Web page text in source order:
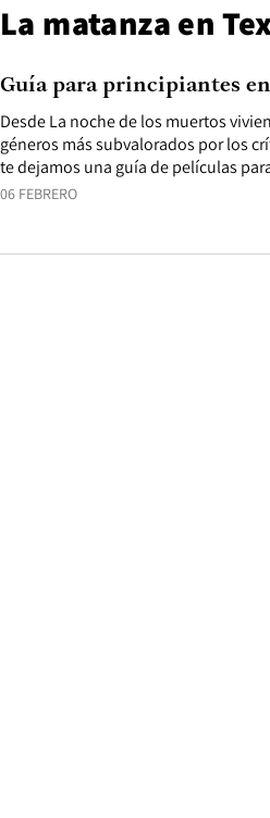
La matanza en
06 FEBRERO
Desde La noche de los muertos
géneros más subvalorados por los
te dejamos una guía de películas
Guía para principiantes